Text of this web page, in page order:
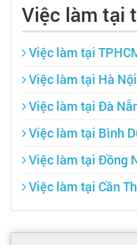
Việc làm tại
Việc làm tại
Việc làm tại Hà Nội
Việc làm tại Đà
Việc làm tại Bình
Việc làm tại Đồng
Việc làm tại Cần